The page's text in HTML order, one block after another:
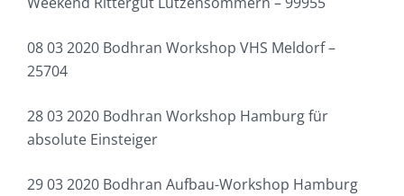
08 03 2020 Bodhran Workshop VHS Meldorf –
25704
28 03 2020 Bodhran Workshop Hamburg für
absolute Einsteiger
29 03 2020 Bodhran Aufbau-Workshop Hamburg